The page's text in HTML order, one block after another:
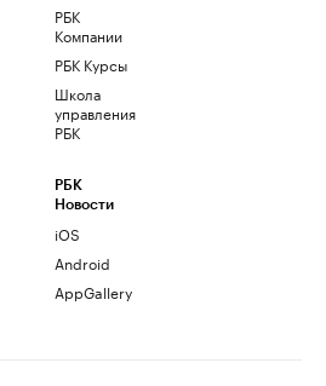
РБК
Компании
РБК Курсы
Школа
управления
РБК
РБК
Новости
iOS
Android
AppGallery